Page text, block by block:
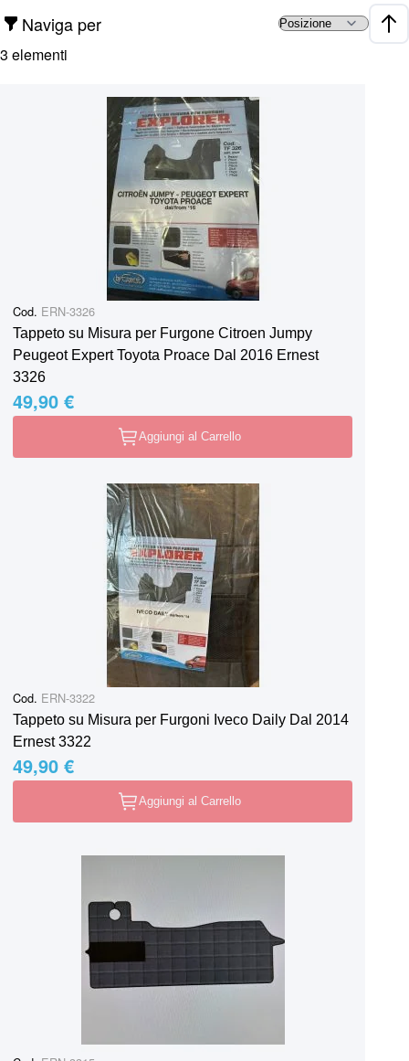
Naviga per
3 elementi
Cod. ERN-3326
Tappeto su Misura per Furgone Citroen Jumpy
Peugeot Expert Toyota Proace Dal 2016 Ernest
3326
49,90 €
Aggiungi al Carrello
Cod. ERN-3322
Tappeto su Misura per Furgoni Iveco Daily Dal 2014
Ernest 3322
49,90 €
Aggiungi al Carrello